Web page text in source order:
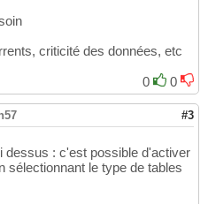
criticité des données, etc
0
0
#3
dessus : c'est possible d'activer
sélectionnant le type de tables